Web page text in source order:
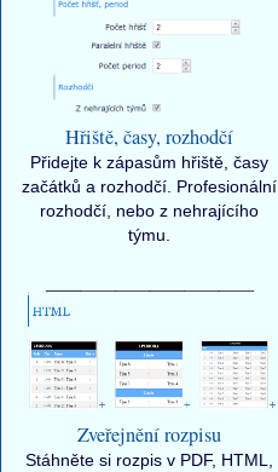
Hřiště, časy, rozhodčí
Přidejte k zápasům hřiště, časy
začátků a rozhodčí. Profesionální
rozhodčí, nebo z nehrajícího
týmu.
Zveřejnění rozpisu
Stáhněte si rozpis v PDF, HTML,